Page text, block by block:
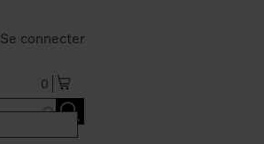
Se connecter
0